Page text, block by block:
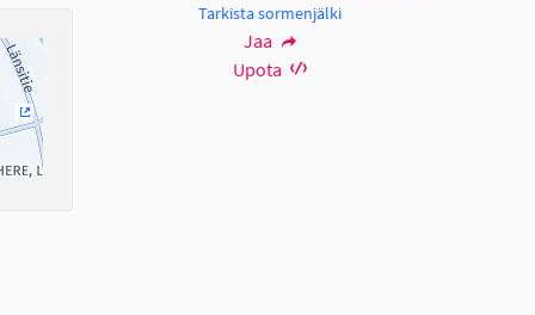
(Ulkoinen linkki)
Tarkista sormenjälki
Jaa
Upota